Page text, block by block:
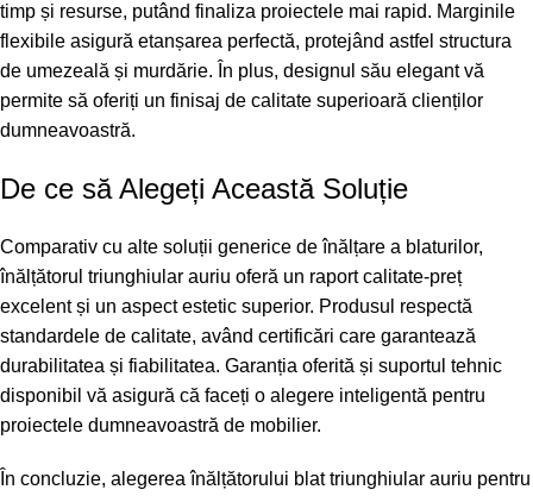
timp și resurse, putând finaliza proiectele mai rapid. Marginile
flexibile asigură etanșarea perfectă, protejând astfel structura
de umezeală și murdărie. În plus, designul său elegant vă
permite să oferiți un finisaj de calitate superioară clienților
dumneavoastră.
De ce să Alegeți Această Soluție
Comparativ cu alte soluții generice de înălțare a blaturilor,
înălțătorul triunghiular auriu oferă un raport calitate-preț
excelent și un aspect estetic superior. Produsul respectă
standardele de calitate, având certificări care garantează
durabilitatea și fiabilitatea. Garanția oferită și suportul tehnic
disponibil vă asigură că faceți o alegere inteligentă pentru
proiectele dumneavoastră de mobilier.
În concluzie, alegerea înălțătorului blat triunghiular auriu pentru